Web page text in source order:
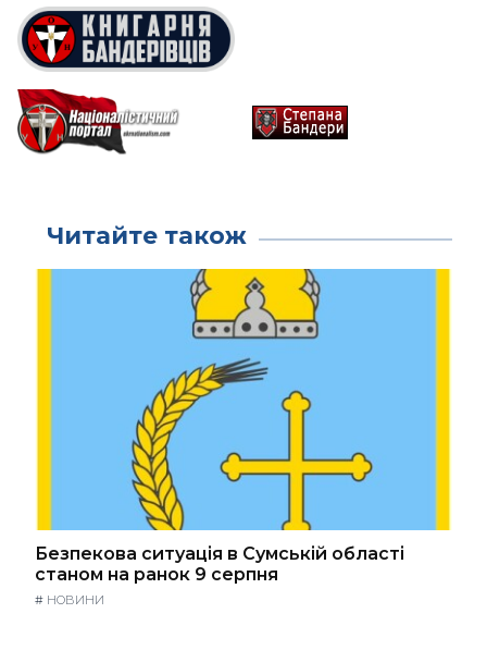
Читайте також
Безпекова ситуація в Сумській області
станом на ранок 9 серпня
# НОВИНИ